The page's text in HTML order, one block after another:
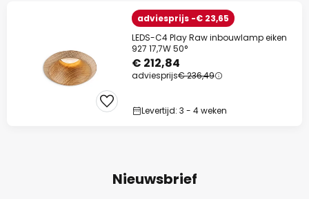
adviesprijs -€ 23,65
LEDS-C4 Play Raw inbouwlamp eiken
927 17,7W 50°
€ 212,84
adviesprijs€ 236,49
Levertijd: 3 - 4 weken
Nieuwsbrief